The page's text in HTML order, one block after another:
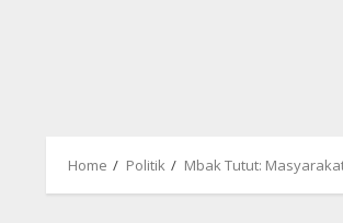
Home Politik Mbak Tutut: